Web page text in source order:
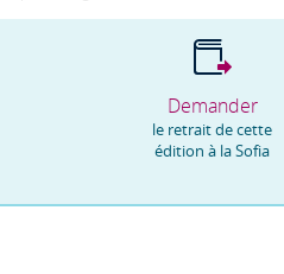
Demander
le retrait de cette
édition à la Sofia